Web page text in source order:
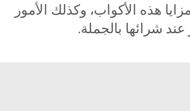
هذه الأكواب، وكذلك الأمور
عند شرائها بالجملة.